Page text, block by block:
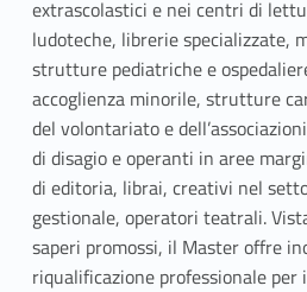
extrascolastici e nei centri di
ludoteche, librerie specializzate,
strutture pediatriche e
accoglienza minorile, strutture
del volontariato e
di disagio e operanti in aree
di editoria, librai, creativi nel
gestionale, operatori teatrali.
saperi promossi, il Master offre
riqualificazione professionale